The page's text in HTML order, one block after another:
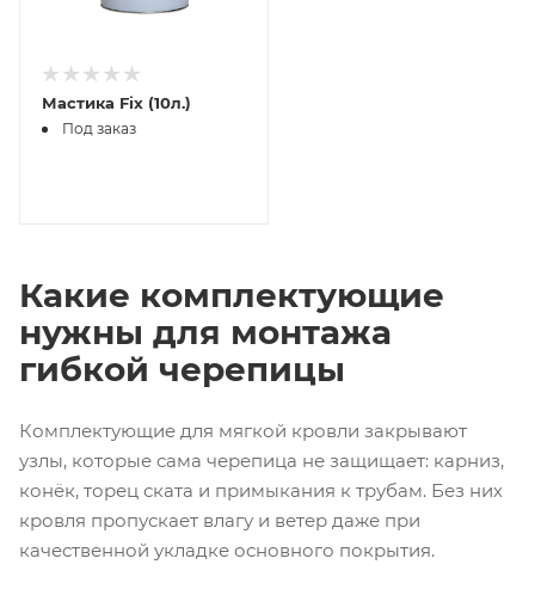
Мастика Fix (10л.)
Под заказ
Какие комплектующие
нужны для монтажа
гибкой черепицы
Комплектующие для мягкой кровли закрывают
узлы, которые сама черепица не защищает: карниз,
конёк, торец ската и примыкания к трубам. Без них
кровля пропускает влагу и ветер даже при
качественной укладке основного покрытия.